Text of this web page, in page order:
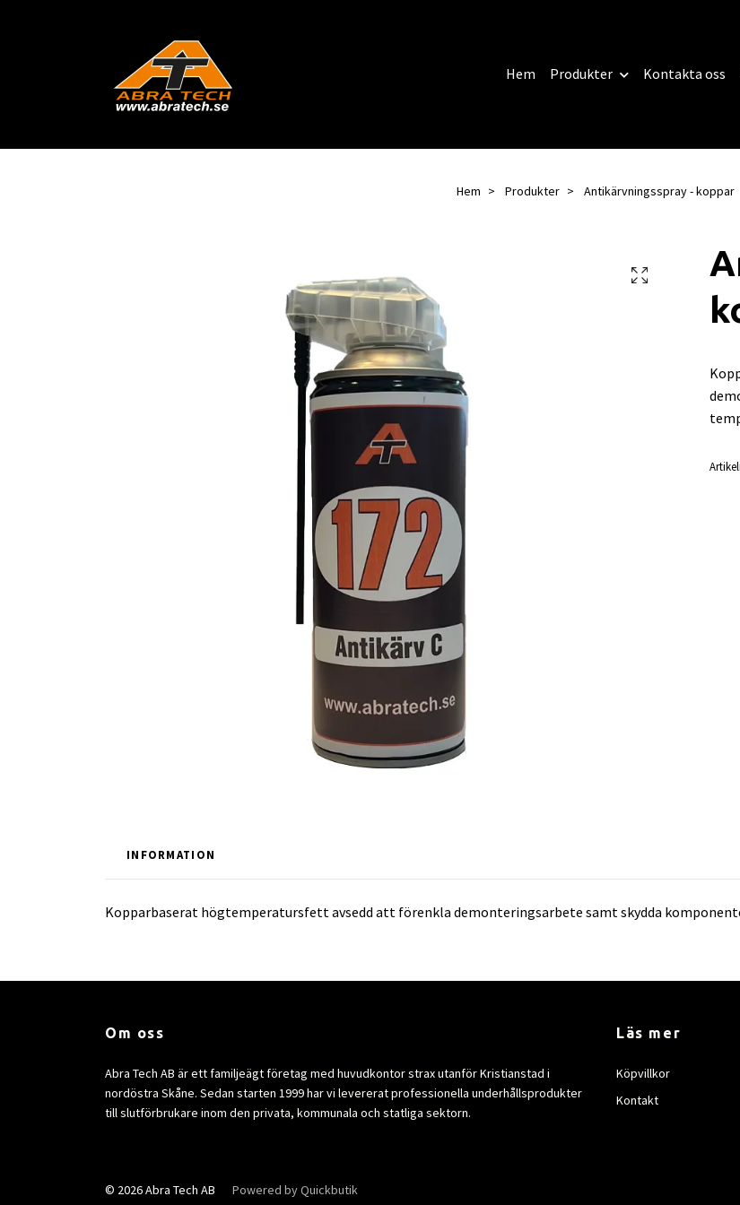
Hem Produkter Kontakta oss
Hem Produkter Antikärvningsspray - koppar
INFORMATION
Kopparbaserat högtemperatursfett avsedd att förenkla demonteringsarbete samt skydda
Om oss
Abra Tech AB är ett familjeägt företag med huvudkontor strax utanför Kristianstad i
nordöstra Skåne. Sedan starten 1999 har vi levererat professionella underhållsprodukter
till slutförbrukare inom den privata, kommunala och statliga sektorn.
Läs mer
Köpvillkor
Kontakt
© 2026 Abra Tech AB Powered by Quickbutik